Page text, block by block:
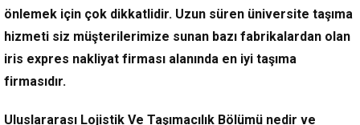
önlemek için çok dikkatlidir. Uzun süren üniversite taşıma
hizmeti siz müşterilerimize sunan bazı fabrikalardan olan
iris expres nakliyat firması alanında en iyi taşıma
firmasıdır.
Uluslararası Lojistik Ve Taşımacılık Bölümü nedir ve